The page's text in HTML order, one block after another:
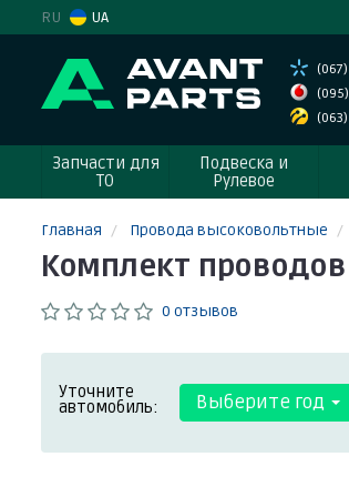
RU UA
(067)
(095)
(063)
Запчасти для
ТО
Подвеска и
Рулевое
Главная Провода высоковольтные
Комплект проводов
0 отзывов
Уточните
автомобиль: Выберите год